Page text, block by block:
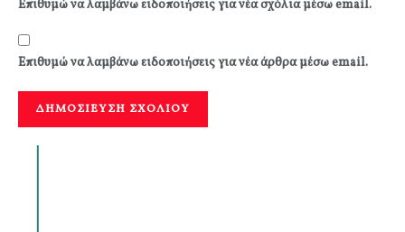
Επιθυμώ να λαμβάνω ειδοποιήσεις για νέα σχόλια μέσω email.
Επιθυμώ να λαμβάνω ειδοποιήσεις για νέα άρθρα μέσω email.